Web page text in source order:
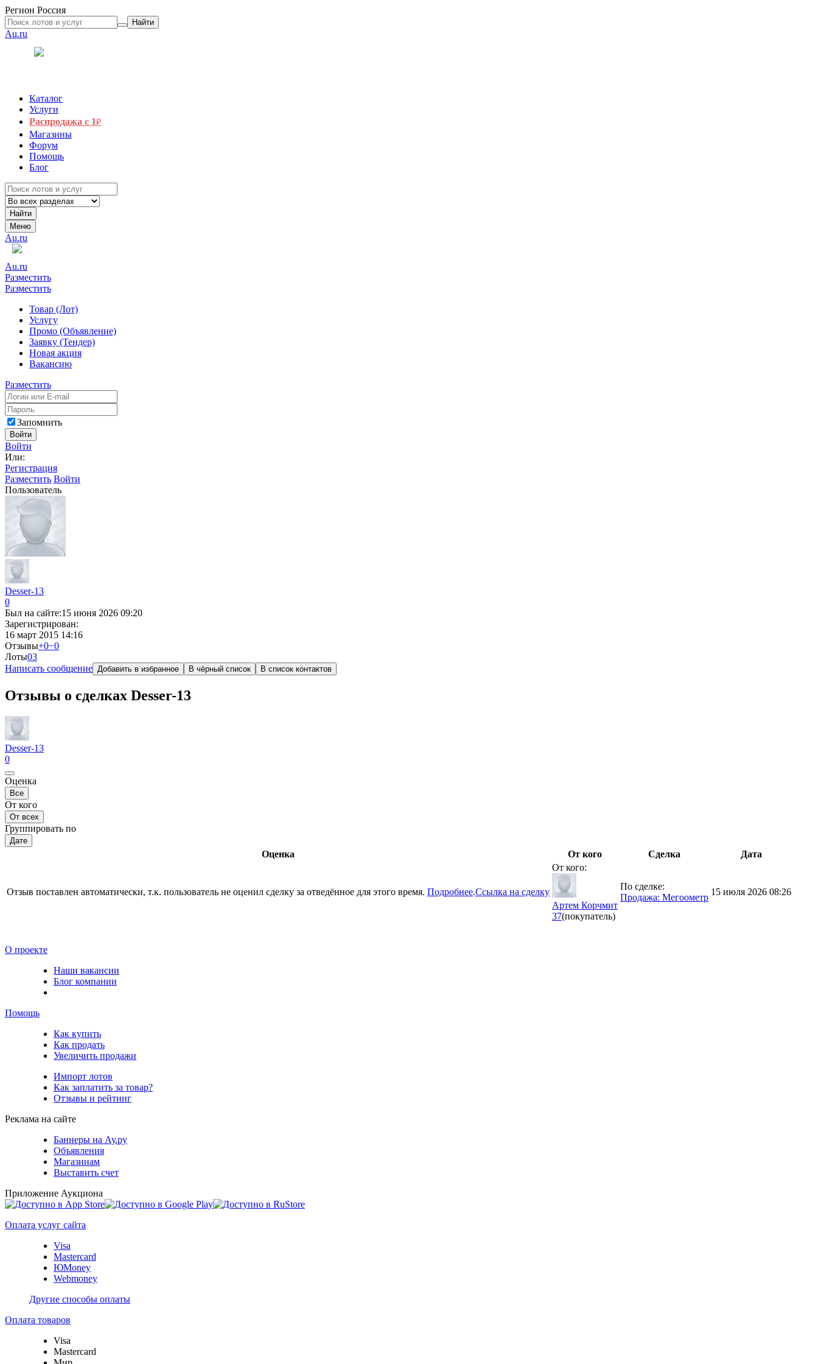
Регион Россия
Найти
Au.ru
Каталог
Услуги
Распродажа с 1₽
Магазины
Форум
Помощь
Блог
Найти
Меню
Au.ru
Au.ru
Разместить
Разместить
Товар (Лот)
Услугу
Промо (Объявление)
Заявку (Тендер)
Новая акция
Вакансию
Разместить
Запомнить
Войти
Войти
Или:
Регистрация
Разместить Войти
Пользователь
Desser-13
0
Был на сайте:15 июня 2026 09:20
Зарегистрирован:
16 март 2015 14:16
Отзывы+0−0
Лоты03
Написать сообщение Добавить в избранное В чёрный список В список контактов
Отзывы о сделках Desser-13
Desser-13
0
Оценка
Все
От кого
От всех
Группировать по
Дате
Оценка От кого Сделка Дата
Отзыв поставлен автоматически, т.к. пользователь не оценил сделку за отведённое для этого время. Подробнее.Ссылка на сделку
От кого:
Артем Корчмит
37(покупатель)
По сделке:
Продажа: Мегоометр
15 июля 2026 08:26
О проекте
Наши вакансии
Блог компании
Помощь
Как купить
Как продать
Увеличить продажи
Импорт лотов
Как заплатить за товар?
Отзывы и рейтинг
Реклама на сайте
Баннеры на Ау.ру
Объявления
Магазинам
Выставить счет
Приложение Аукциона
Оплата услуг сайта
Visa
Mastercard
ЮMoney
Webmoney
Другие способы оплаты
Оплата товаров
Visa
Mastercard